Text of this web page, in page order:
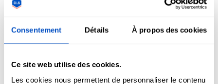
Consentement Détails À propos des cookies
Ce site web utilise des cookies.
Les cookies nous permettent de personnaliser le contenu
Aperçu
Ces étiquettes pré-fabriquées populaires sont abordables